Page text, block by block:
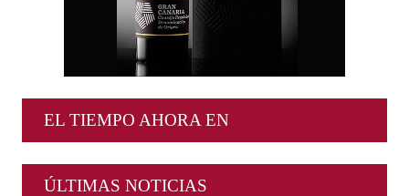
EL TIEMPO AHORA EN
ÚLTIMAS NOTICIAS